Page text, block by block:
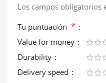
Los campos obligatorios
Tu puntuación *
Value for money
Durability
Delivery speed